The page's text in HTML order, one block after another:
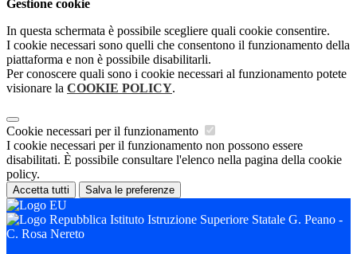
Gestione cookie
In questa schermata è possibile scegliere quali cookie consentire.
I cookie necessari sono quelli che consentono il funzionamento della
piattaforma e non è possibile disabilitarli.
Per conoscere quali sono i cookie necessari al funzionamento potete
visionare la COOKIE POLICY.
Cookie necessari per il funzionamento
I cookie necessari per il funzionamento non possono essere
disabilitati. È possibile consultare l'elenco nella pagina della cookie
policy.
Accetta tutti Salva le preferenze
Istituto Istruzione Superiore Statale G. Peano -
C. Rosa Nereto